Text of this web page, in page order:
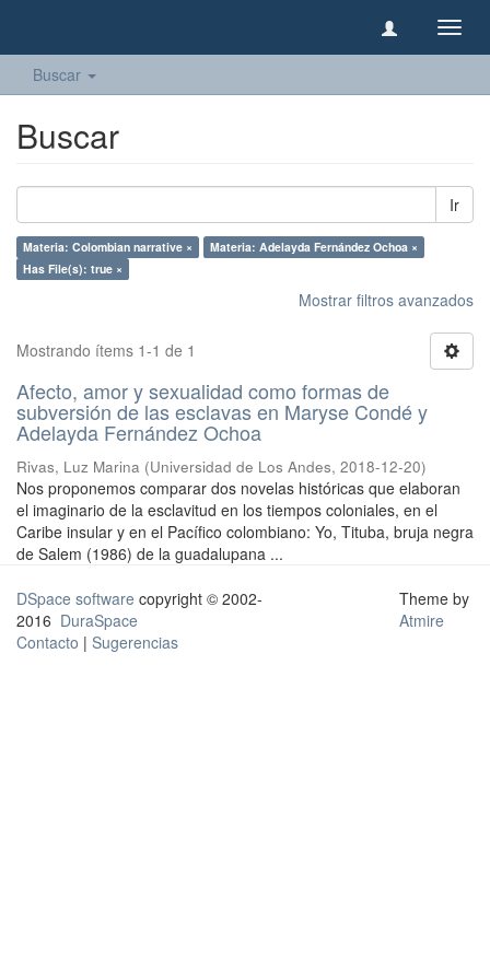
Buscar
Buscar
Ir
Materia: Colombian narrative ×
Materia: Adelayda Fernández Ochoa ×
Has File(s): true ×
Mostrar filtros avanzados
Mostrando ítems 1-1 de 1
Afecto, amor y sexualidad como formas de
subversión de las esclavas en Maryse Condé y
Adelayda Fernández Ochoa
Rivas, Luz Marina (Universidad de Los Andes, 2018-12-20)
Nos proponemos comparar dos novelas históricas que elaboran
el imaginario de la esclavitud en los tiempos coloniales, en el
Caribe insular y en el Pacífico colombiano: Yo, Tituba, bruja negra
de Salem (1986) de la guadalupana ...
DSpace software copyright © 2002-
2016 DuraSpace
Contacto | Sugerencias
Theme by
Atmire